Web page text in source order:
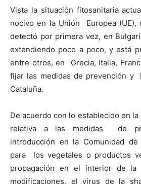
Vista la situación fitosanitaria
nocivo en la Unión Europea(UE),
detectó por primera vez, en
extendiendo poco a poco, y está
entre otros, en Grecia, Italia,
fijar las medidas de prevención y
Cataluña.
De acuerdo con lo establecido en la
relativa a las medidas de
introducción en la Comunidad de
para los vegetales o productos
propagación en el interior de la
modificaciones, el virus de la